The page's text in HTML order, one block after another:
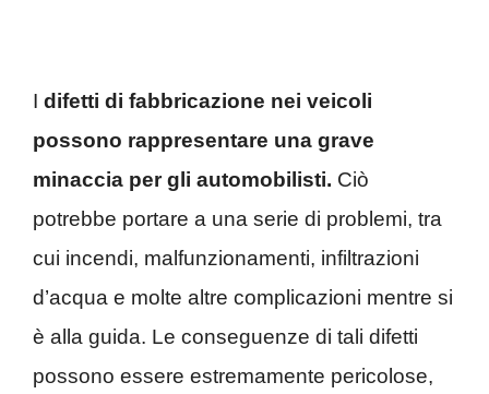
I difetti di fabbricazione nei veicoli
possono rappresentare una grave
minaccia per gli automobilisti. Ciò
potrebbe portare a una serie di problemi, tra
cui incendi, malfunzionamenti, infiltrazioni
d’acqua e molte altre complicazioni mentre si
è alla guida. Le conseguenze di tali difetti
possono essere estremamente pericolose,